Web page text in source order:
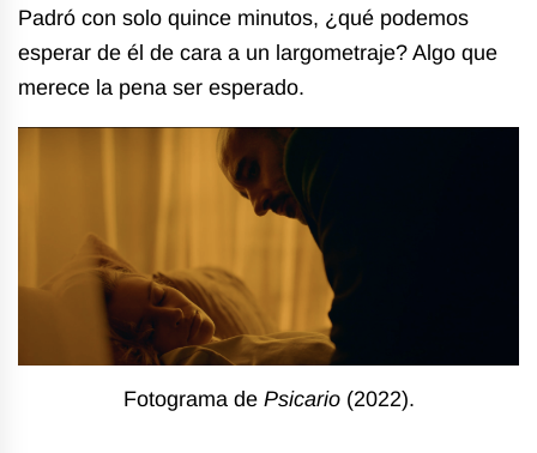
Padró con solo quince minutos, ¿qué podemos
esperar de él de cara a un largometraje? Algo que
merece la pena ser esperado.
Fotograma de Psicario(2022).